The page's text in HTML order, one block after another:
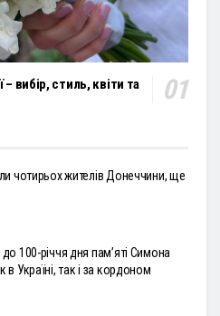
вибір, стиль, квіти та
чотирьох жителів Донеччини, ще
100-річчя дня пам’яті Симона
в Україні, так і за кордоном